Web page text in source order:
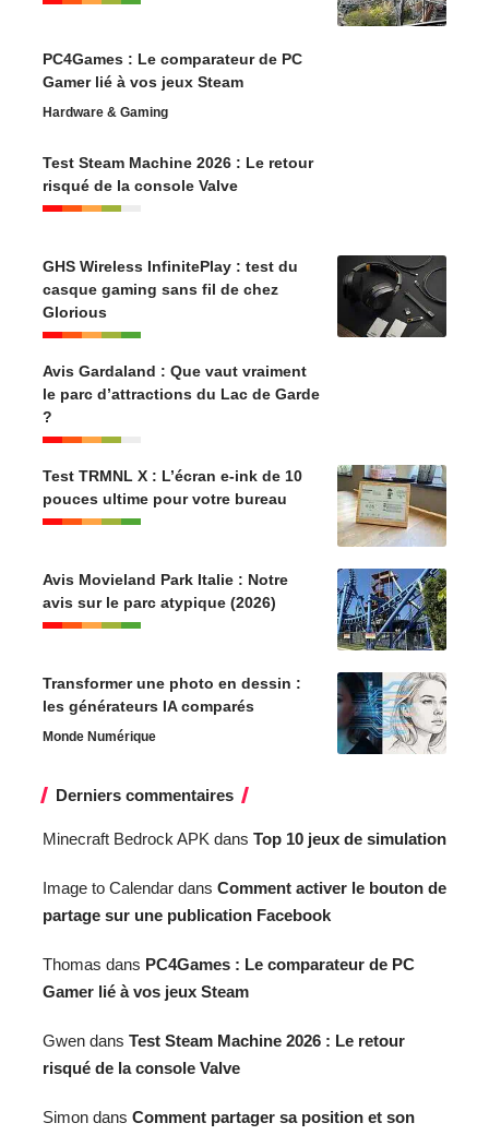
PC4Games : Le comparateur de PC
Gamer lié à vos jeux Steam
Hardware & Gaming
Test Steam Machine 2026 : Le retour
risqué de la console Valve
GHS Wireless InfinitePlay : test du
casque gaming sans fil de chez
Glorious
Avis Gardaland : Que vaut vraiment
le parc d’attractions du Lac de Garde
?
Test TRMNL X : L’écran e-ink de 10
pouces ultime pour votre bureau
Avis Movieland Park Italie : Notre
avis sur le parc atypique (2026)
Transformer une photo en dessin :
les générateurs IA comparés
Monde Numérique
Derniers commentaires
Minecraft Bedrock APK dans Top 10 jeux de simulation
Image to Calendar dans Comment activer le bouton de
partage sur une publication Facebook
Thomas dans PC4Games : Le comparateur de PC
Gamer lié à vos jeux Steam
Gwen dans Test Steam Machine 2026 : Le retour
risqué de la console Valve
Simon dans Comment partager sa position et son